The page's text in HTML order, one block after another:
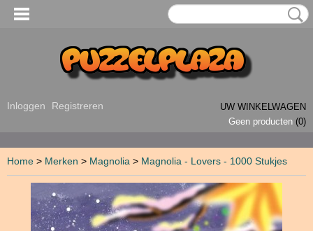
Inloggen Registreren
UW WINKELWAGEN
Geen producten (0)
Home > Merken > Magnolia > Magnolia - Lovers - 1000 Stukjes